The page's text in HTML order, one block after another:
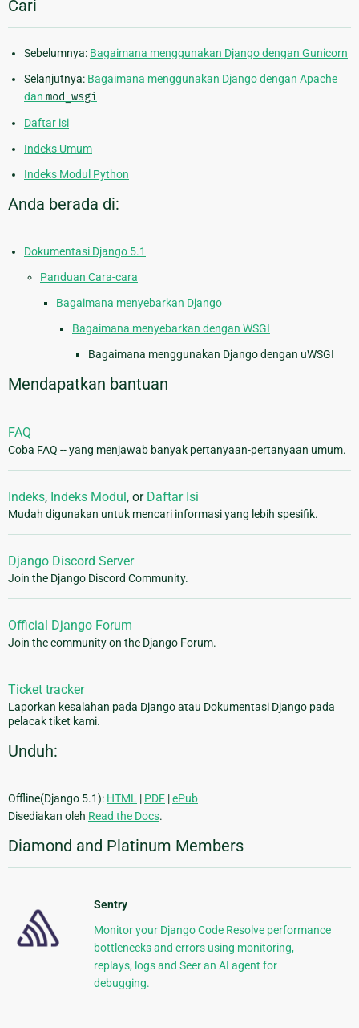
Cari
Sebelumnya: Bagaimana menggunakan Django dengan Gunicorn
Selanjutnya: Bagaimana menggunakan Django dengan Apache
dan mod_wsgi
Daftar isi
Indeks Umum
Indeks Modul Python
Anda berada di:
Dokumentasi Django 5.1
Panduan Cara-cara
Bagaimana menyebarkan Django
Bagaimana menyebarkan dengan WSGI
Bagaimana menggunakan Django dengan uWSGI
Mendapatkan bantuan
FAQ
Coba FAQ -- yang menjawab banyak pertanyaan-pertanyaan umum.
Indeks, Indeks Modul , or Daftar Isi
Mudah digunakan untuk mencari informasi yang lebih spesifik.
Django Discord Server
Join the Django Discord Community.
Official Django Forum
Join the community on the Django Forum.
Ticket tracker
Laporkan kesalahan pada Django atau Dokumentasi Django pada
pelacak tiket kami.
Unduh:
Offline(Django 5.1): HTML | PDF |ePub
Disediakan oleh Read the Docs.
Diamond and Platinum Members
Sentry
Monitor your Django Code Resolve performance
bottlenecks and errors using monitoring,
replays, logs and Seer an AI agent for
debugging.